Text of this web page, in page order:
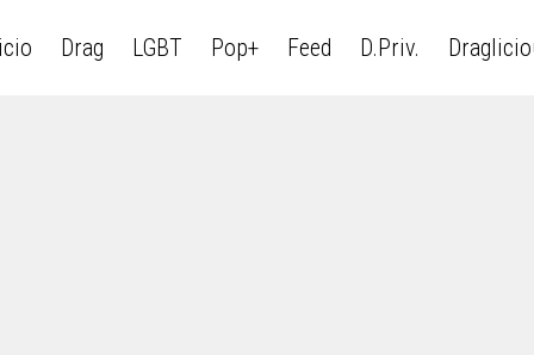
Drag LGBT Pop+ Feed D.Priv.